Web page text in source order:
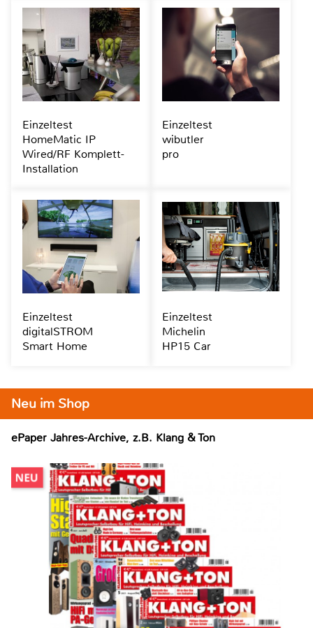
Neu im Shop
ePaper Jahres-Archive, z.B. Klang & Ton
Einzeltest
HomeMatic IP
Wired/RF Komplett-
Installation
Einzeltest
wibutler
pro
Einzeltest
digitalSTROM
Smart Home
Einzeltest
Michelin
HP15 Car